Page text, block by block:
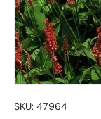
SKU: 47964